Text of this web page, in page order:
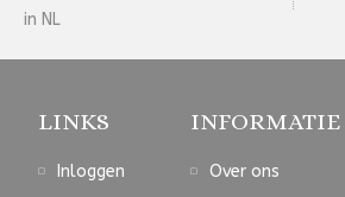
in NL
LINKS
Inloggen
INFORMATIE
Over ons